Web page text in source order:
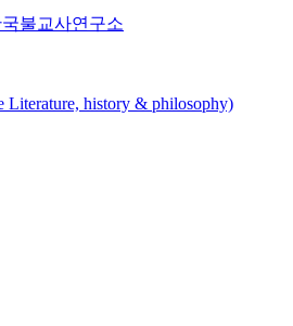
불교사연구소
history & philosophy)